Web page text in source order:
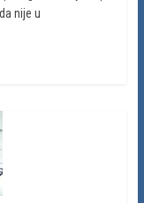
nije u